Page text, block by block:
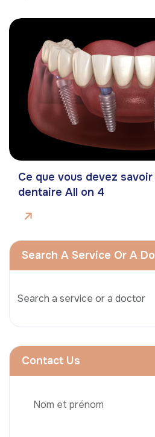
Ce que vous devez savoir
dentaire All on 4
Search A Service Or A
Contact Us